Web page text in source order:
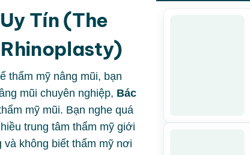
Tín (The
thẩm mỹ nâng mũi, bạn
mũi chuyên nghiệp, Bác
mỹ mũi. Bạn nghe quá
trung tâm thẩm mỹ giới
và không biết thẩm mỹ nơi